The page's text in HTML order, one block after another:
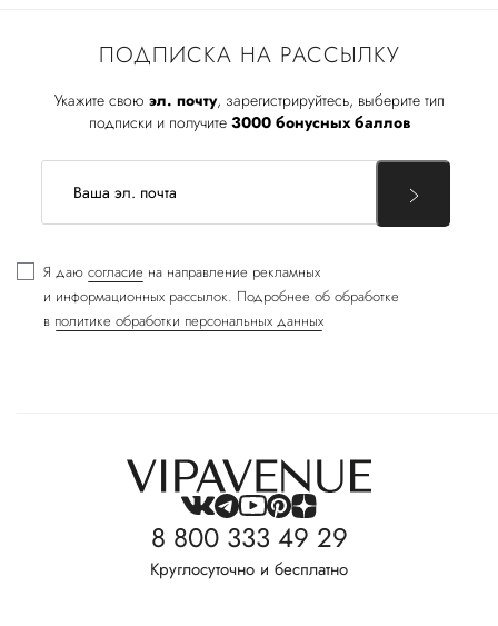
ПОДПИСКА НА РАССЫЛКУ
Укажите свою эл. почту, зарегистрируйтесь, выберите тип
подписки и получите 3000 бонусных баллов
Я даю согласие на направление рекламных
и информационных рассылок. Подробнее об обработке
в политике обработки персональных данных
8 800 333 49 29
Круглосуточно и бесплатно